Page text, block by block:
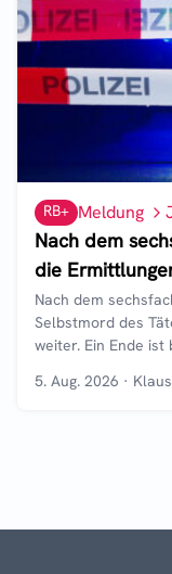
RB+ Meldung
Nach dem
die
Nach dem
Selbstmord des
weiter. Ein Ende
5. Aug. 2026 ·